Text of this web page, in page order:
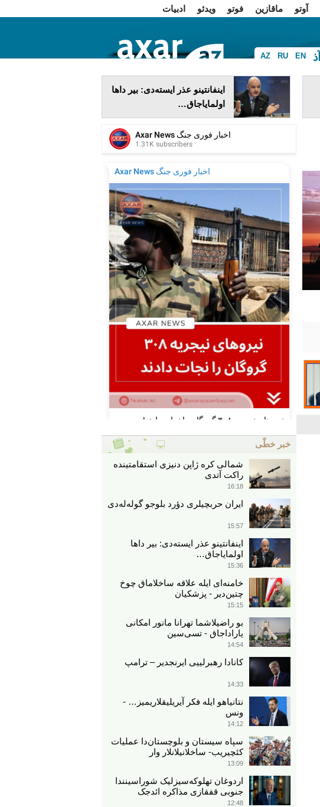
آوتو ماقازین فوتو ویدئو
ادبیات
AZ RU EN آذ
فا
اینفانتینو عذر ایسته‌دی: بیر داها
اولمایاجاق…
خبر خطّی
شمالی کره ژاپن دنیزی استقامتینده
راکت آتدی
16:18
ایران حربچیلری دؤرد بلوجو گوله‌له‌دی
15:57
اینفانتینو عذر ایسته‌دی: بیر داها
اولمایاجاق…
15:36
خامنه‌ای ایله علاقه ساخلاماق چوخ
چتین‌دیر - پزشکیان
15:15
بو راضیلاشما تهرانا مانور امکانی
یاراداجاق - تسی‌سین
14:54
کانادا رهبرلییی ایرنجدیر – ترامپ
14:33
نتانیاهو ایله فکر آیریلیقلاریمیز… -
ونس
14:12
سپاه سیستان و بلوچستان‌دا عملیات
کئچیریب- ساخلانیلانلار وار
13:09
اردوغان تهلوکه‌سیزلیک شوراسینندا
جنوبی قفقازی مذاکره ائد‌جک
12:48